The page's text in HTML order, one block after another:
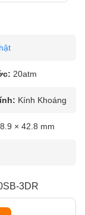
20atm
Kính Khoáng
× 42.8 mm
3DR